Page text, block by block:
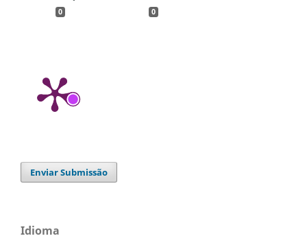
0 0
Enviar Submissão
Idioma